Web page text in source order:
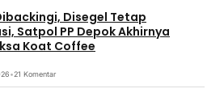
Disegel Tetap
Satpol PP Depok Akhirnya
Koat Coffee
•21 Komentar